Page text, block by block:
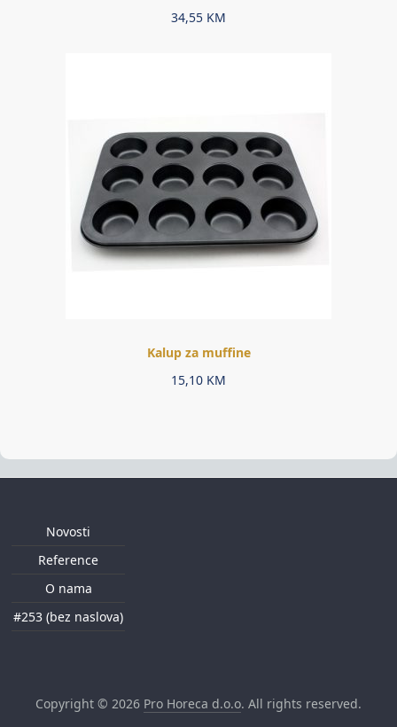
34,55 KM
Kalup za muffine
15,10 KM
Novosti
Reference
O nama
#253 (bez naslova)
Copyright © 2026 Pro Horeca d.o.o. All rights reserved.